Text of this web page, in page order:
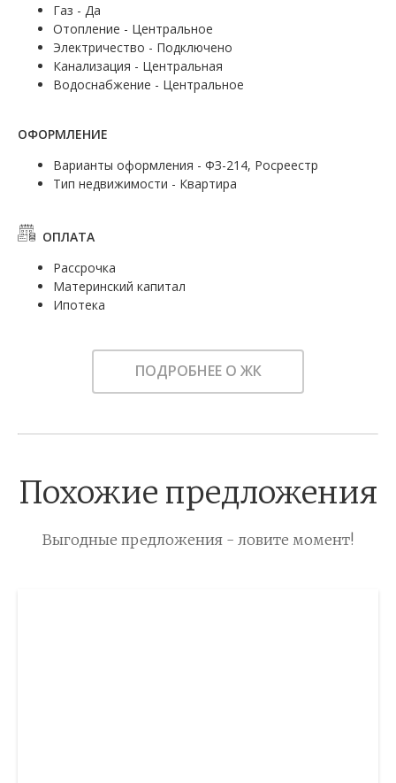
Газ - Да
Отопление - Центральное
Электричество - Подключено
Канализация - Центральная
Водоснабжение - Центральное
ОФОРМЛЕНИЕ
Варианты оформления - ФЗ-214, Росреестр
Тип недвижимости - Квартира
ОПЛАТА
Рассрочка
Материнский капитал
Ипотека
ПОДРОБНЕЕ О ЖК
Похожие предложения
Выгодные предложения - ловите момент!